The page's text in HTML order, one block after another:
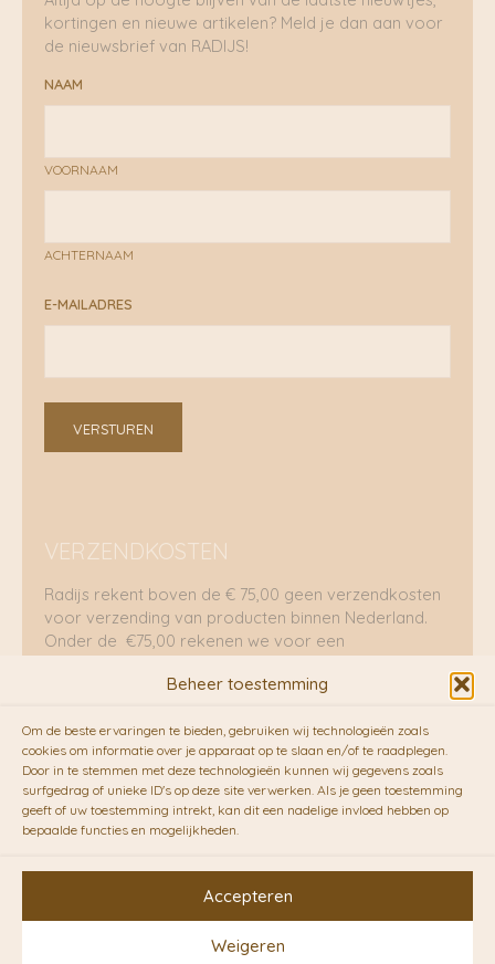
Beheer toestemming
Om de beste ervaringen te bieden, gebruiken wij technologieën zoals
cookies om informatie over je apparaat op te slaan en/of te raadplegen.
Door in te stemmen met deze technologieën kunnen wij gegevens zoals
surfgedrag of unieke ID's op deze site verwerken. Als je geen toestemming
geeft of uw toestemming intrekt, kan dit een nadelige invloed hebben op
bepaalde functies en mogelijkheden.
Accepteren
Weigeren
kortingen en nieuwe artikelen? Meld je dan aan voor
de nieuwsbrief van RADIJS!
NAAM
VOORNAAM
ACHTERNAAM
E-MAILADRES
VERSTUREN
VERZENDKOSTEN
Radijs rekent boven de € 75,00 geen verzendkosten
voor verzending van producten binnen Nederland.
Onder de €75,00 rekenen we voor een
RADIJS werkt samen met de duurzame bezorgdienst
vanFietskoeriers.nl. Pakketten (mits voorradig) voor
10.00 uur besteld op een doordeweekse dag,
bezorgen zij soms nog op dezelfde dag in de
avonduren! Brievenbuspakjes de volgende dag. En
waar mogelijk ook echt op de fiets!!